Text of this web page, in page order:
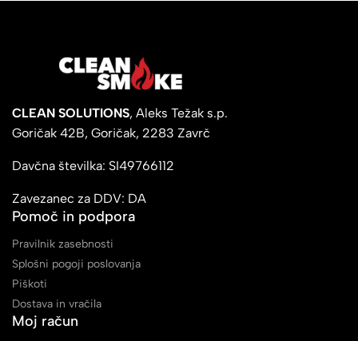
CLEAN SOLUTIONS, Aleks Težak s.p.
Goričak 42B, Goričak, 2283 Zavrč
Davčna številka: SI49766112
Zavezanec za DDV: DA
Pomoč in podpora
Pravilnik zasebnosti
Splošni pogoji poslovanja
Piškoti
Dostava in vračila
Moj račun